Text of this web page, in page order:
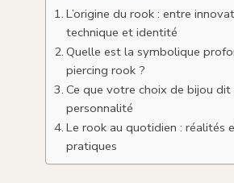
L’origine du rook : entre
technique et identité
Quelle est la symbolique
piercing rook ?
Ce que votre choix de bijou
personnalité
Le rook au quotidien : réalités
pratiques